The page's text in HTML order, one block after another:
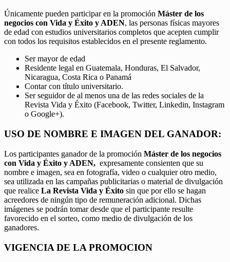
Únicamente pueden participar en la promoción Máster de los
negocios con Vida y Éxito y ADEN, las personas físicas mayores
de edad con estudios universitarios completos que acepten cumplir
con todos los requisitos establecidos en el presente reglamento.
Ser mayor de edad
Residente legal en Guatemala, Honduras, El Salvador,
Nicaragua, Costa Rica o Panamá
Contar con título universitario.
Ser seguidor de al menos una de las redes sociales de la
Revista Vida y Éxito (Facebook, Twitter, Linkedin, Instagram
o Google+).
USO DE NOMBRE E IMAGEN DEL GANADOR:
Los participantes ganador de la promoción Máster de los negocios
con Vida y Éxito y ADEN, expresamente consienten que su
nombre e imagen, sea en fotografía, video o cualquier otro medio,
sea utilizada en las campañas publicitarias o material de divulgación
que realice La Revista Vida y Éxito sin que por ello se hagan
acreedores de ningún tipo de remuneración adicional. Dichas
imágenes se podrán tomar desde que el participante resulte
favorecido en el sorteo, como medio de divulgación de los
ganadores.
VIGENCIA DE LA PROMOCION